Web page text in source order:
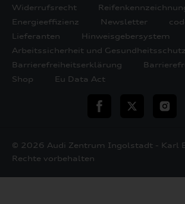
Widerrufsrecht
Energieeffizienz
Newsletter
Lieferanten
Hinweisgebersystem
Arbeitssicherheit und Gesundheitsschutz
Barrierefreiheitserklärung
Shop
Eu Data Act
teilen Twitter
© 2026 Audi Zentrum Ingolstadt - Karl
Rechte vorbehalten